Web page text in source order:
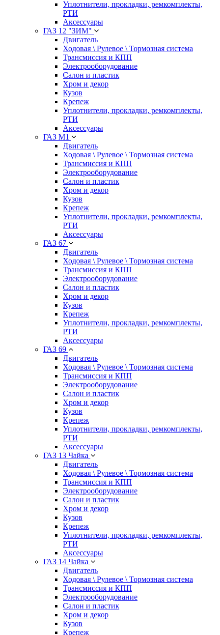
Уплотнители, прокладки, ремкомплекты,
РТИ
Аксессуары
ГАЗ 12 "ЗИМ"
Двигатель
Ходовая \ Рулевое \ Тормозная система
Трансмиссия и КПП
Электрооборудование
Салон и пластик
Хром и декор
Кузов
Крепеж
Уплотнители, прокладки, ремкомплекты,
РТИ
Аксессуары
ГАЗ М1
Двигатель
Ходовая \ Рулевое \ Тормозная система
Трансмиссия и КПП
Электрооборудование
Салон и пластик
Хром и декор
Кузов
Крепеж
Уплотнители, прокладки, ремкомплекты,
РТИ
Аксессуары
ГАЗ 67
Двигатель
Ходовая \ Рулевое \ Тормозная система
Трансмиссия и КПП
Электрооборудование
Салон и пластик
Хром и декор
Кузов
Крепеж
Уплотнители, прокладки, ремкомплекты,
РТИ
Аксессуары
ГАЗ 69
Двигатель
Ходовая \ Рулевое \ Тормозная система
Трансмиссия и КПП
Электрооборудование
Салон и пластик
Хром и декор
Кузов
Крепеж
Уплотнители, прокладки, ремкомплекты,
РТИ
Аксессуары
ГАЗ 13 Чайка
Двигатель
Ходовая \ Рулевое \ Тормозная система
Трансмиссия и КПП
Электрооборудование
Салон и пластик
Хром и декор
Кузов
Крепеж
Уплотнители, прокладки, ремкомплекты,
РТИ
Аксессуары
ГАЗ 14 Чайка
Двигатель
Ходовая \ Рулевое \ Тормозная система
Трансмиссия и КПП
Электрооборудование
Салон и пластик
Хром и декор
Кузов
Крепеж